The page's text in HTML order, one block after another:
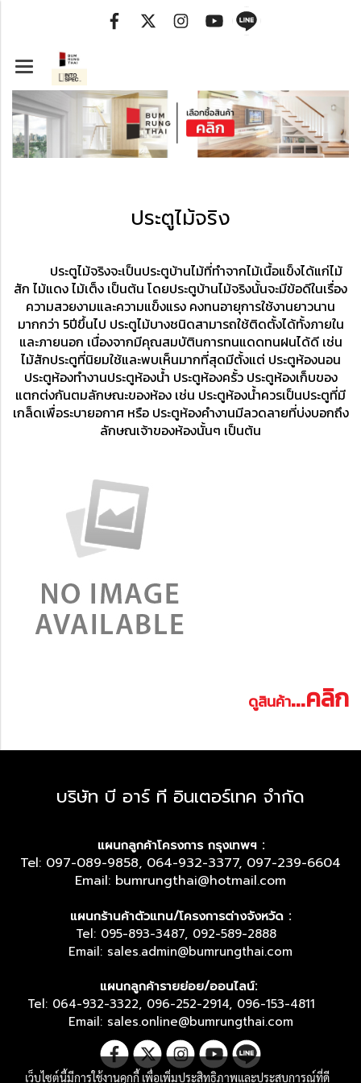
ประตูไม้จริง
ประตูไม้จริงจะเป็นประตูบ้านไม้ที่ทำจากไม้เนื้อแข็งได้แก่ไม้
สัก ไม้แดง ไม้เต็ง เป็นต้น โดยประตูบ้านไม้จริงนั้นจะมีข้อดีในเรื่อง
ความสวยงามและความแข็งแรง คงทนอายุการใช้งานยาวนาน
มากกว่า 5ปีขึ้นไป ประตูไม้บางชนิดสามารถใช้ติดตั้งได้ทั้งภายใน
และภายนอก เนื่องจากมีคุณสมบัตินการทนแดดทนฝนได้ดี เช่น
ไม้สักประตูที่นิยมใช้และพบเห็นมากที่สุดมีตั้งแต่ ประตูห้องนอน
ประตูห้องทำงานประตูห้องน้ำ ประตูห้องครั้ว ประตูห้องเก็บของ
แตกต่งกันตมลักษณะของห้อง เช่น ประตูห้องน้ำควรเป็นประตูที่มี
เกล็ดเพื่อระบายอกาศ หรือ ประตูห้องคำงานมีลวดลายที่บ่งบอกถึง
ลักษณเจ้าของห้องนั้นๆ เป็นต้น
ดูสินค้า...คลิก
บริษัท บี อาร์ ที อินเตอร์เทค จำกัด
แผนกลูกค้าโครงการ กรุงเทพฯ :
Tel: 097-089-9858, 064-932-3377, 097-239-6604
Email: bumrungthai@hotmail.com
แผนกร้านค้าตัวแทน/โครงการต่างจังหวัด :
Tel: 095-893-3487, 092-589-2888
Email: sales.admin@bumrungthai.com
แผนกลูกค้ารายย่อย/ออนไลน์:
Tel: 064-932-3322, 096-252-2914, 096-153-4811
Email: sales.online@bumrungthai.com
เว็บไซต์นี้มีการใช้งานคุกกี้ เพื่อเพิ่มประสิทธิภาพและประสบการณ์ที่ดี